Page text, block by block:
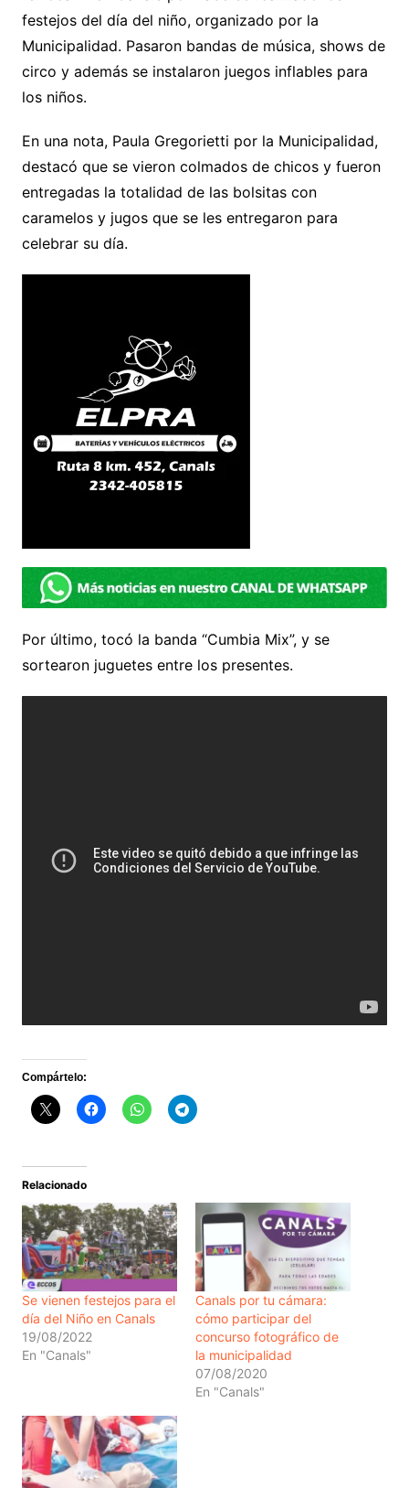
festejos del día del niño, organizado por la
Municipalidad. Pasaron bandas de música, shows de
circo y además se instalaron juegos inflables para
los niños.
En una nota, Paula Gregorietti por la Municipalidad,
destacó que se vieron colmados de chicos y fueron
entregadas la totalidad de las bolsitas con
caramelos y jugos que se les entregaron para
celebrar su día.
Por último, tocó la banda “Cumbia Mix”, y se
sortearon juguetes entre los presentes.
Compártelo:
Relacionado
Se vienen festejos para el
día del Niño en Canals
19/08/2022
En "Canals"
Canals por tu cámara:
cómo participar del
concurso fotográfico de
la municipalidad
07/08/2020
En "Canals"